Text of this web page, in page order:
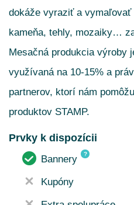
dokáže vyraziť a vymaľovať
kameňa, tehly, mozaiky…
Mesačná produkcia výroby
využívaná na 10-15% a
partnerov, ktorí nám
produktov STAMP.
Prvky k dispozícii
Bannery ?
Kupóny